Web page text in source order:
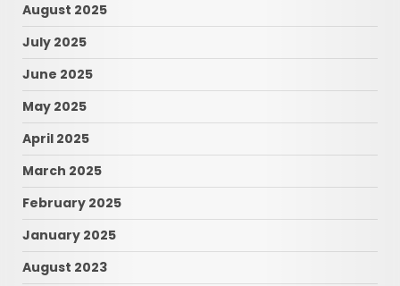
August 2025
July 2025
June 2025
May 2025
April 2025
March 2025
February 2025
January 2025
August 2023